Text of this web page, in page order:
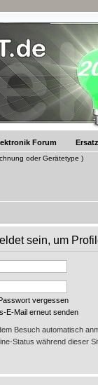
Forum
oder Gerätetype )
sein, um
vergessen
E-Mail erneut senden
Besuch automatisch
Status während dieser